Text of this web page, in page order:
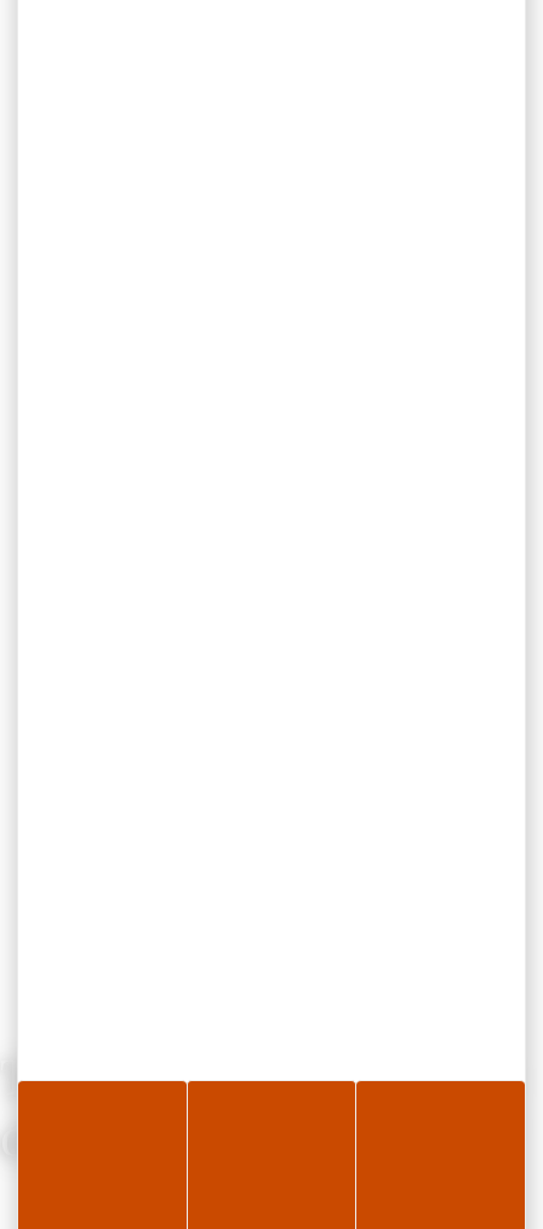
Télécharger le flyer “Se